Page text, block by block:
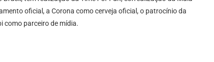
oficial, a Corona como cerveja oficial, o patrocínio da
como parceiro de mídia.